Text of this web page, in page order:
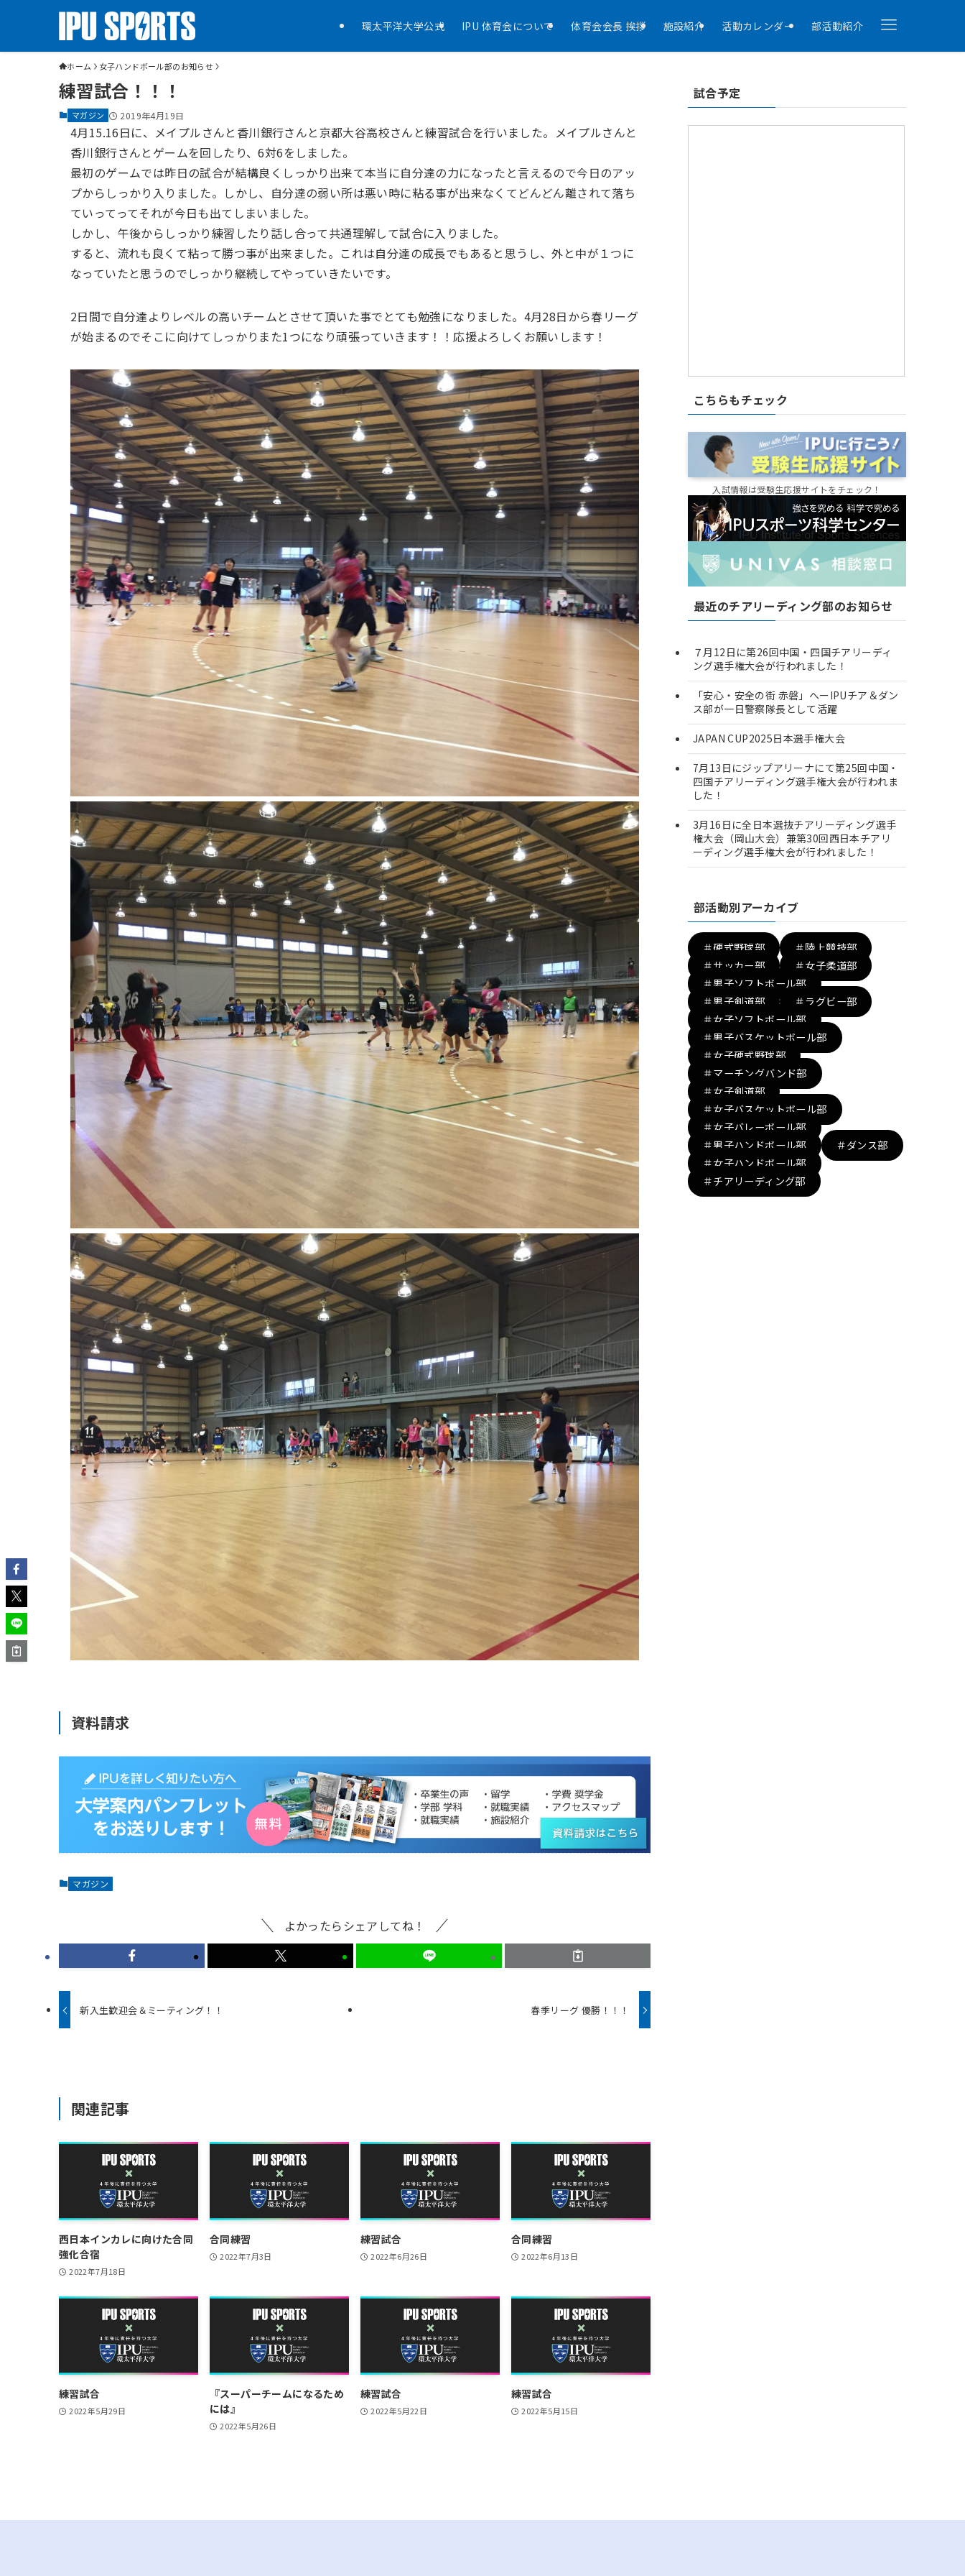
環太平洋大学公式 IPU 体育会について 体育会会長 挨拶 施設紹介 活動カレンダー 部活動紹介
ホーム 女子ハンドボール部のお知らせ
練習試合！！！
マガジン 2019年4月19日
4月15.16日に、メイプルさんと香川銀行さんと京都大谷高校さんと練習試合を行いました。メイプルさんと
香川銀行さんとゲームを回したり、6対6をしました。
最初のゲームでは昨日の試合が結構良くしっかり出来て本当に自分達の力になったと言えるので今日のアッ
プからしっかり入りました。しかし、自分達の弱い所は悪い時に粘る事が出来なくてどんどん離されて落ち
ていってってそれが今日も出てしまいました。
しかし、午後からしっかり練習したり話し合って共通理解して試合に入りました。
すると、流れも良くて粘って勝つ事が出来ました。これは自分達の成長でもあると思うし、外と中が１つに
なっていたと思うのでしっかり継続してやっていきたいです。
2日間で自分達よりレベルの高いチームとさせて頂いた事でとても勉強になりました。 4月28日から春リーグ
が始まるのでそこに向けてしっかりまた1つになり頑張っていきます！！応援よろしくお願いします！
資料請求
マガジン
よかったらシェアしてね！
新入生歓迎会＆ミーティング！！ 春季リーグ 優勝！！！
関連記事
西日本インカレに向けた合同
強化合宿
2022年7月18日
合同練習
2022年7月3日
練習試合
2022年6月26日
合同練習
2022年6月13日
練習試合
2022年5月29日
『スーパーチームになるため
には』
2022年5月26日
練習試合
2022年5月22日
練習試合
2022年5月15日
試合予定
こちらもチェック
入試情報は受験生応援サイトをチェック！
最近のチアリーディング部のお知らせ
７月12日に第26回中国・四国チアリーディ
ング選手権大会が行われました！
「安心・安全の街 赤磐」へーIPUチア＆ダン
ス部が一日警察隊長として活躍
JAPAN CUP2025日本選手権大会
7月13日にジップアリーナにて第25回中国・
四国チアリーディング選手権大会が行われま
した！
3月16日に全日本選抜チアリーディング選手
権大会（岡山大会）兼第30回西日本チアリ
ーディング選手権大会が行われました！
部活動別アーカイブ
＃硬式野球部
＃陸上競技部
＃サッカー部
＃女子柔道部
＃男子ソフトボール部
＃男子剣道部
＃ラグビー部
＃女子ソフトボール部
＃男子バスケットボール部
＃女子硬式野球部
＃マーチングバンド部
＃女子剣道部
＃女子バスケットボール部
＃女子バレーボール部
＃男子ハンドボール部
＃ダンス部
＃女子ハンドボール部
＃チアリーディング部